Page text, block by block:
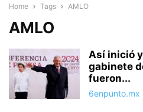
Home Tags AMLO
AMLO
Así inició
gabinete
fueron...
6enpunto.mx